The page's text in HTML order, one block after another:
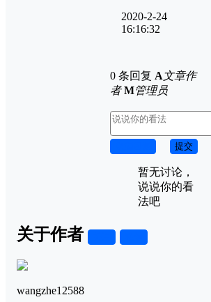
2020-2-24
16:16:32
0 条回复 A文章作
者 M管理员
提交
暂无讨论，
说说你的看
法吧
关于作者
wangzhe12588